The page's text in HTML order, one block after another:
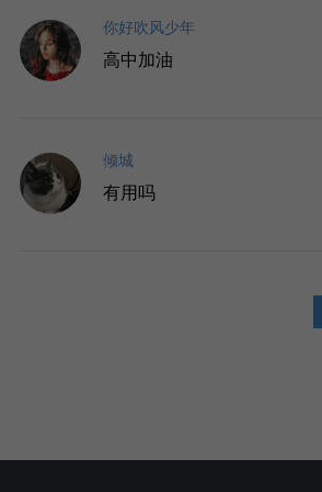
你好吹风少年
高中加油
倾城
有用吗